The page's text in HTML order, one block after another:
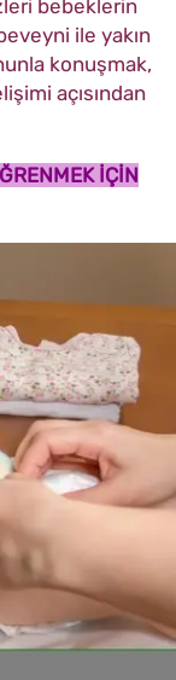
bebeklerin
ile yakın
konuşmak,
açısından
İÇİN